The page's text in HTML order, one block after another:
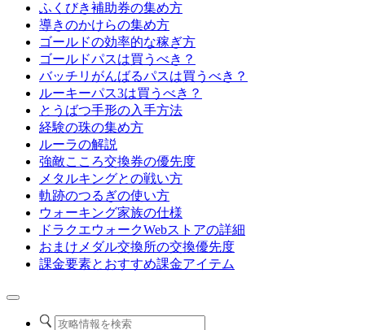
ふくびき補助券の集め方
導きのかけらの集め方
ゴールドの効率的な稼ぎ方
ゴールドパスは買うべき？
バッチリがんばるパスは買うべき？
ルーキーパス3は買うべき？
とうばつ手形の入手方法
経験の珠の集め方
ルーラの解説
強敵こころ交換券の優先度
メタルキングとの戦い方
軌跡のつるぎの使い方
ウォーキング家族の仕様
ドラクエウォークWebストアの詳細
おまけメダル交換所の交換優先度
課金要素とおすすめ課金アイテム